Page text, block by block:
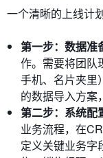
一个清晰的上线计
第一步：数据准
作。需要将团队
手机、名片夹里
的数据导入方案
第二步：系统配
业务流程，在
定义关键业务字